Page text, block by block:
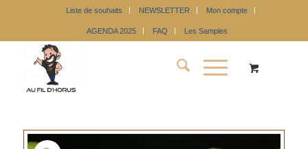
Liste de souhaits NEWSLETTER Mon compte
AGENDA 2025 FAQ Les Samples